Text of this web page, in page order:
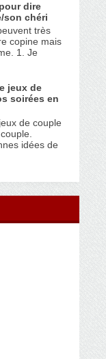
dire
son chéri
très
copine mais
1. Je
jeux de
soirées en
de couple
idées de